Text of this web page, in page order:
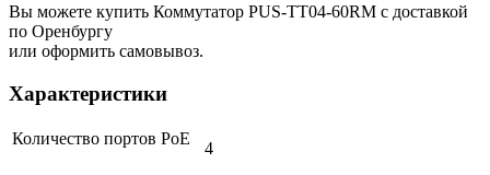
Вы можете купить Коммутатор PUS-TT04-60RM с доставкой
по Оренбургу
или оформить самовывоз.
Характеристики
Количество портов PoE
4